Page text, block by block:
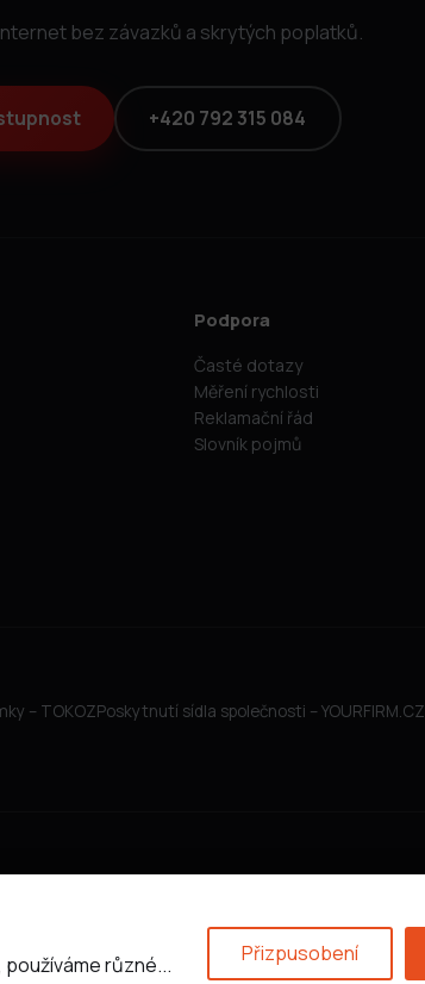
bez závazků a skrytých poplatků.
+420 792 315 084
Podpora
Časté dotazy
Měření rychlosti
Reklamační řád
Slovník pojmů
– TOKOZPoskytnutí sídla společnosti – YOURFIRM.CZ
různé... Přizpusobení